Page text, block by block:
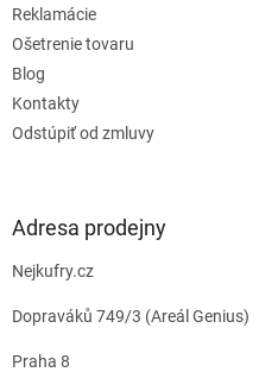
Reklamácie
Ošetrenie tovaru
Blog
Kontakty
Odstúpiť od zmluvy
Adresa prodejny
Nejkufry.cz
Dopraváků 749/3 (Areál Genius)
Praha 8